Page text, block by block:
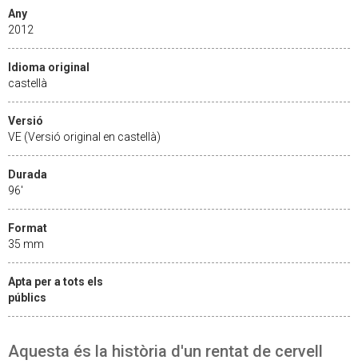
Any
2012
Idioma original
castellà
Versió
VE (Versió original en castellà)
Durada
96'
Format
35 mm
Apta per a tots els
públics
Aquesta és la història d'un rentat de cervell